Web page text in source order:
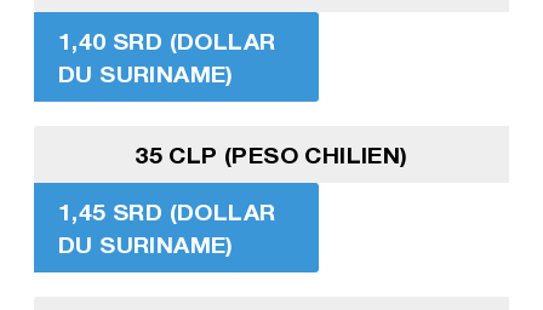
1,40 SRD (DOLLAR
DU SURINAME)
35 CLP (PESO CHILIEN)
1,45 SRD (DOLLAR
DU SURINAME)